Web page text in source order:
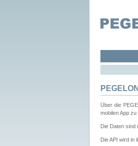
Über die
mobilen App zu
Die Daten sind
Die API wird in